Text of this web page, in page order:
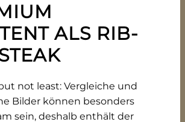
ALS RIB-
not least: Vergleiche und
Bilder können besonders
sein, deshalb enthält der